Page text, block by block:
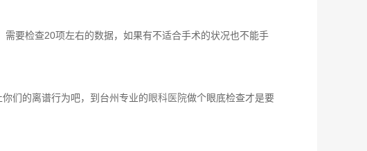
要检查20项左右的数据，如果有不适合手术的状况也不能手
们的离谱行为吧，到台州专业的眼科医院做个眼底检查才是要